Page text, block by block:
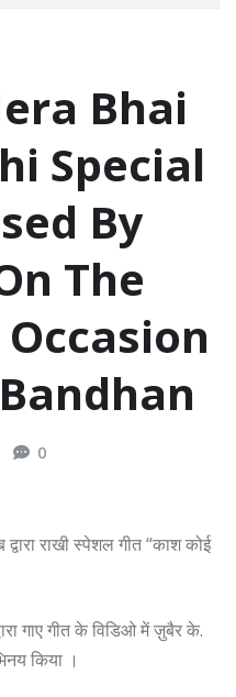
Bhai
Special
By
The
0
राखी स्पेशल गीत “काश कोई
गाए गीत के विडिओ में ज़ुबैर के.
किया ।